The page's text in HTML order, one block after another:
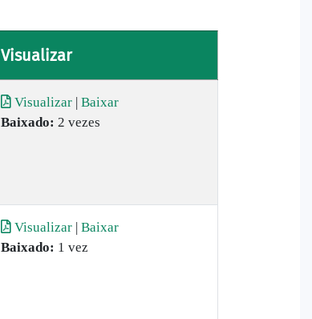
Visualizar
Visualizar | Baixar
Baixado: 2 vezes
Visualizar | Baixar
Baixado: 1 vez